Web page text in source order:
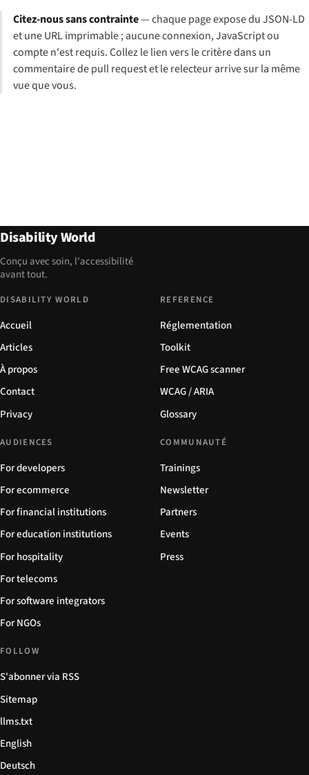
Citez-nous sans contrainte— chaque page expose du JSON-LD
et une URL imprimable ; aucune connexion, JavaScript ou
compte n'est requis. Collez le lien vers le critère dans un
commentaire de pull request et le relecteur arrive sur la même
vue que vous.
Disability World
Conçu avec soin, l'accessibilité
avant tout.
DISABILITY WORLD
Accueil
Articles
À propos
Contact
Privacy
REFERENCE
Réglementation
Toolkit
Free WCAG scanner
WCAG / ARIA
Glossary
AUDIENCES
For developers
For ecommerce
For financial institutions
For education institutions
For hospitality
For telecoms
For software integrators
For NGOs
COMMUNAUTÉ
Trainings
Newsletter
Partners
Events
Press
FOLLOW
S'abonner via RSS
Sitemap
llms.txt
English
Deutsch